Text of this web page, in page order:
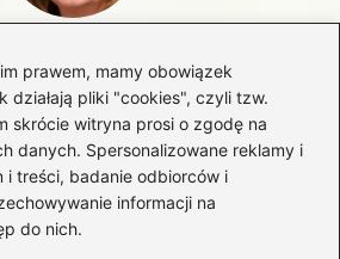
prawem, mamy obowiązek
działają pliki "cookies", czyli tzw.
skrócie witryna prosi o zgodę na
danych. Spersonalizowane reklamy i
i treści, badanie odbiorców i
informacji na
do nich.
od lat z pasją piszę o wszystkim, co
staje się bardziej komfortowy,
przyjazny dla środowiska. Na blogu
łączę wiedzę z zakresu
instalacji, wnętrz, ogrodu i
aby w przystępny sposób
planować i unowocześniać swoją